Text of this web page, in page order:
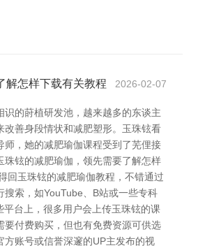
解怎样下载有关教程 2026-02-07
识的莳植研发池，越来越多的东谈主
改善身段情状和减肥塑形。玉珠铉看
师，她的减肥瑜伽课程受到了芜俚接
珠铉的减肥瑜伽，领先需要了解怎样
回玉珠铉的减肥瑜伽教程，不错通过
搜索，如YouTube、B站或一些专科
平台上，很多用户会上传玉珠铉的课
要付费购买，但也有免费资源可供选
方账号或信誉深邃的UP主发布的视